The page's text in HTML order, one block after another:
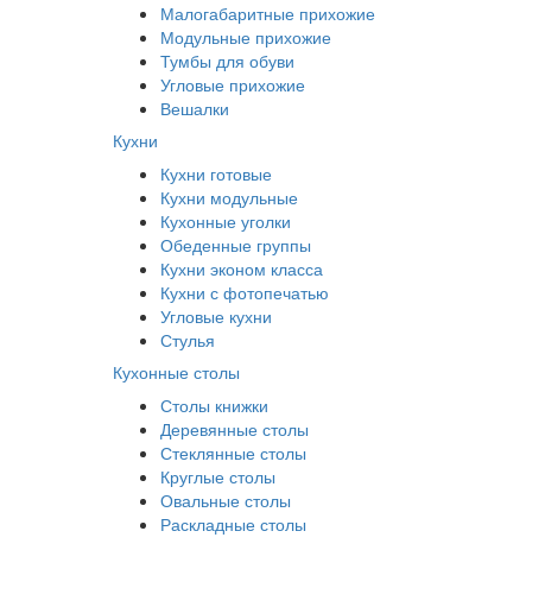
Малогабаритные прихожие
Модульные прихожие
Тумбы для обуви
Угловые прихожие
Вешалки
Кухни
Кухни готовые
Кухни модульные
Кухонные уголки
Обеденные группы
Кухни эконом класса
Кухни с фотопечатью
Угловые кухни
Стулья
Кухонные столы
Столы книжки
Деревянные столы
Стеклянные столы
Круглые столы
Овальные столы
Раскладные столы